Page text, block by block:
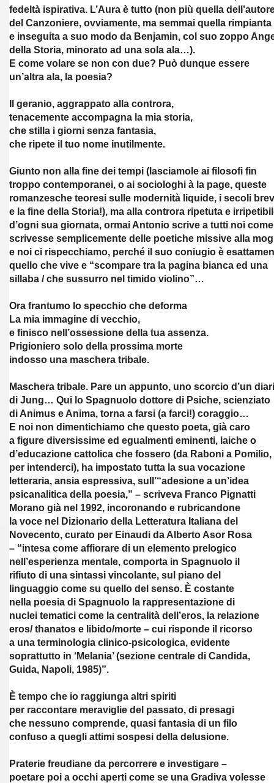
fedeltà ispirativa. L’Aura è tutto (non più quella
del Canzoniere, ovviamente, ma semmai quella rimpianta
e inseguita a suo modo da Benjamin, col suo zoppo
della Storia, minorato ad una sola ala…).
E come volare se non con due? Può dunque essere
un’altra ala, la poesia?
Il geranio, aggrappato alla controra,
tenacemente accompagna la mia storia,
che stilla i giorni senza fantasia,
che ripete il tuo nome inutilmente.
Giunto non alla fine dei tempi (lasciamole ai filosofi fin
troppo contemporanei, o ai sociologhi à la page, queste
romanzesche teoresi sulle modernità liquide, i secoli
e la fine della Storia!), ma alla controra ripetuta e
d’ogni sua giornata, ormai Antonio scrive a tutti noi come
scrivesse semplicemente delle poetiche missive alla
e noi ci rispecchiamo, perché il suo coniugio è
quello che vive e “scompare tra la pagina bianca ed una
sillaba / che sussurro nel timido violino”…
Ora frantumo lo specchio che deforma
La mia immagine di vecchio,
e finisco nell’ossessione della tua assenza.
Prigioniero solo della prossima morte
indosso una maschera tribale.
Maschera tribale. Pare un appunto, uno scorcio d’un
di Jung… Qui lo Spagnuolo dottore di Psiche, scienziato
di Animus e Anima, torna a farsi (a farci!) coraggio…
E noi non dimentichiamo che questo poeta, già caro
a figure diversissime ed egualmenti eminenti, laiche o
d’educazione cattolica che fossero (da Raboni a Pomilio,
per intenderci), ha impostato tutta la sua vocazione
letteraria, ansia espressiva, sull’“adesione a un’idea
psicanalitica della poesia,” – scriveva Franco Pignatti
Morano già nel 1992, incoronando e rubricandone
la voce nel Dizionario della Letteratura Italiana del
Novecento, curato per Einaudi da Alberto Asor Rosa
– “intesa come affiorare di un elemento prelogico
nell’esperienza mentale, comporta in Spagnuolo il
rifiuto di una sintassi vincolante, sul piano del
linguaggio come su quello del senso. È costante
nella poesia di Spagnuolo la rappresentazione di
nuclei tematici come la centralità dell’eros, la relazione
eros/ thanatos e libido/morte – cui risponde il ricorso
a una terminologia clinico-psicologica, evidente
soprattutto in ‘Melania’ (sezione centrale di Candida,
Guida, Napoli, 1985)”.
È tempo che io raggiunga altri spiriti
per raccontare meraviglie del passato, di presagi
che nessuno comprende, quasi fantasia di un filo
confuso a quegli attimi sospesi della delusione.
Praterie freudiane da percorrere e investigare –
poetare poi a occhi aperti come se una Gradiva volesse